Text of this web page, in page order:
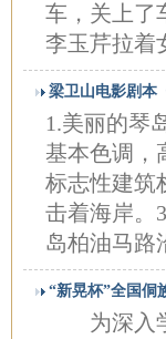
车，关上了
李玉芹拉着
梁卫山电影剧本
1.美丽的琴
基本色调，
标志性建筑
击着海岸。
岛柏油马路
“新晃杯”全国侗
为深入学